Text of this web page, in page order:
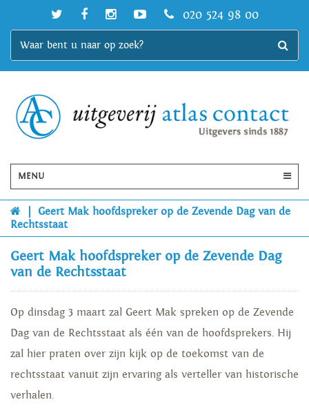
020 524 98 00
MENU
Geert Mak hoofdspreker op de Zevende Dag van de
Rechtsstaat
Geert Mak hoofdspreker op de Zevende Dag
van de Rechtsstaat
Op dinsdag 3 maart zal Geert Mak spreken op de Zevende
Dag van de Rechtsstaat als één van de hoofdsprekers. Hij
zal hier praten over zijn kijk op de toekomst van de
rechtsstaat vanuit zijn ervaring als verteller van historische
verhalen.